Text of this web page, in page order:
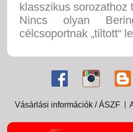
klasszikus sorozathoz
Nincs olyan
célcsoportnak „tiltott“
Vásárlási információk / ÁSZF